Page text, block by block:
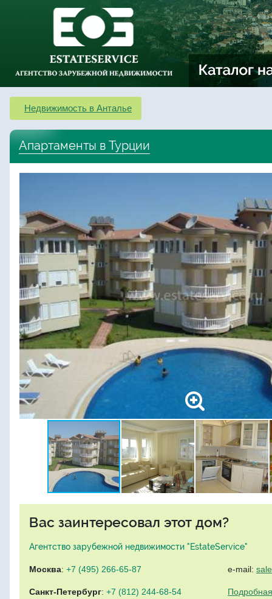
Недвижимость в Анталье
Апартаменты в Турции
Вас заинтересовал этот дом?
Агентство зарубежной недвижимости "EstateService"
Москва: +7 (495) 266-65-87
Санкт-Петербург: +7 (812) 244-68-54
e-mail: